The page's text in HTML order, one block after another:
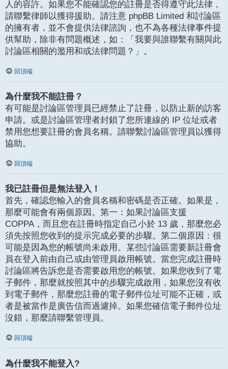
人的容許。如果您不能確認您的註冊是否得遵守此法律，
請聯繫律師以獲得援助。請注意 phpBB Limited 和討論區
的擁有者，並不會提供法律諮詢，也不為各種法律事件提
供幫助，除非有問題概述，如：「我要與誰聯繫有關與此
討論區相關的濫用和或法律問題？」。
回頂端
為什麼我不能註冊？
有可能是討論區管理員已經禁止了註冊，以防止新的訪客
申請。或是討論區管理者封鎖了您所連線的 IP 位址或者
禁用您想要註冊的會員名稱。請聯繫討論區管理員以獲得
協助。
回頂端
我已註冊但是無法登入！
首先，確認您輸入的會員名稱和密碼是否正確。如果是，
那麼可能會有兩個原因。第一：如果討論區支援
COPPA，而且您在註冊時指定自己小於 13 歲，那麼您必
須先按照您收到的提示完成必要的步驟。第二個原因：很
可能是因為您的帳號尚未啟用。某些討論區需要新註冊會
員在登入前由自己或由管理員啟用帳號。當您完成註冊時
討論區將告訴您是否需要啟用您的帳號。如果您收到了電
子郵件，那麼就按照其中的步驟完成啟用，如果您沒有收
到電子郵件，那麼您註冊的電子郵件位址可能不正確，或
者是被當作是廣告信而過濾掉。如果您確信電子郵件位址
沒錯，那麼請聯繫管理員。
回頂端
為什麼我不能登入?